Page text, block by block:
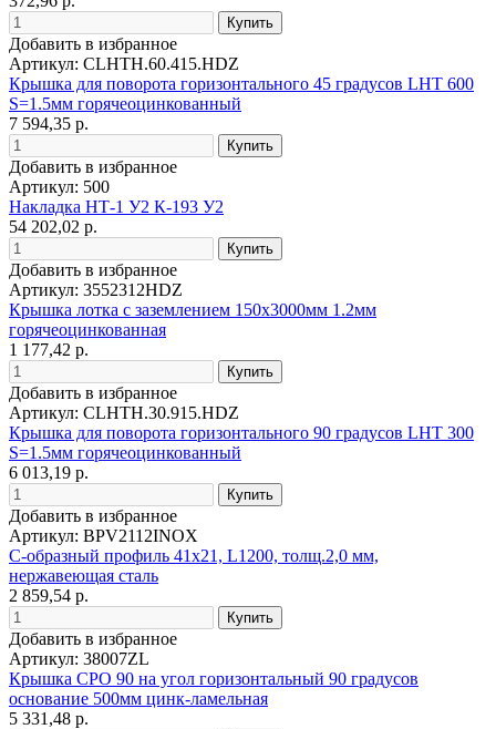
Добавить в избранное
Артикул: CLHTH.60.415.HDZ
Крышка для поворота горизонтального 45 градусов LHT 600
S=1.5мм горячеоцинкованный
7 594,35 р.
Добавить в избранное
Артикул: 500
Накладка НТ-1 У2 К-193 У2
54 202,02 р.
Добавить в избранное
Артикул: 3552312HDZ
Крышка лотка с заземлением 150х3000мм 1.2мм
горячеоцинкованная
1 177,42 р.
Добавить в избранное
Артикул: CLHTH.30.915.HDZ
Крышка для поворота горизонтального 90 градусов LHT 300
S=1.5мм горячеоцинкованный
6 013,19 р.
Добавить в избранное
Артикул: BPV2112INOX
С-образный профиль 41х21, L1200, толщ.2,0 мм,
нержавеющая сталь
2 859,54 р.
Добавить в избранное
Артикул: 38007ZL
Крышка CPO 90 на угол горизонтальный 90 градусов
основание 500мм цинк-ламельная
5 331,48 р.